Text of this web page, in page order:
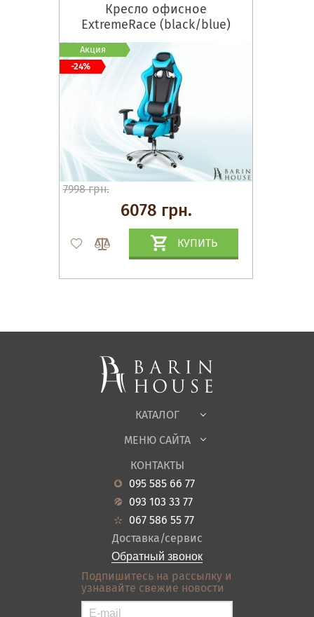
Кресло офисное
ExtremeRace (black/bluе)
7998 грн.
6078 грн.
КУПИТЬ
Акция
-24%
КАТАЛОГ
Спальни, Кровати
Корпусная мебель
Офисная мебель
Садовая мебель
Гостиная
Кухня
Прихожие
Ванная
Акции
МЕНЮ САЙТА
О нас
Новости
Гарантия
Кредит
Оплата и доставка
Отзывы
Контакты
Карта сайта
Условия покупки
КОНТАКТЫ
095 585 66 77
093 103 33 77
067 586 55 77
Доставка/сервис
Обратный звонок
Подпишитесь на рассылку и
узнавайте свежие новости